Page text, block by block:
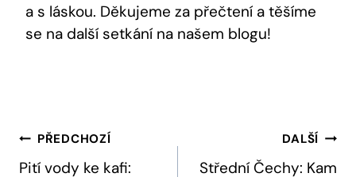
a s láskou. Děkujeme za přečtení a těšíme
se na další setkání na našem blogu!
Navigace
Pro
PŘEDCHOZÍ
Pití vody ke kafi:
DALŠÍ
Střední Čechy: Kam